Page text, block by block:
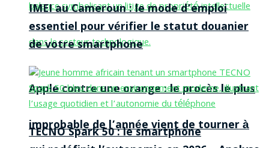
Apple contre une orange : le procès le plus
improbable de l’année vient de tourner à
IMEI au Cameroun : le mode d’emploi
essentiel pour vérifier le statut douanier
de votre smartphone
TECNO Spark 50 : le smartphone